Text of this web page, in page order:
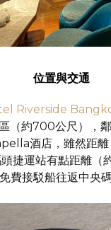
位置與交通
Riverside
（約700公尺），
酒店，雖然距
捷運站有點距離（
費接駁船往返中央